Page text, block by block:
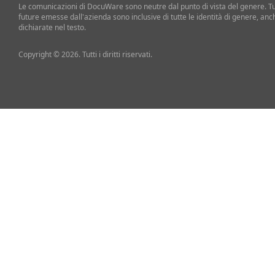
Le comunicazioni di DocuWare sono neutre dal punto di vista del genere.
future emesse dall'azienda sono inclusive di tutte le identità di genere,
dichiarate nel testo.
Copyright © 2026. Tutti i diritti riservati.